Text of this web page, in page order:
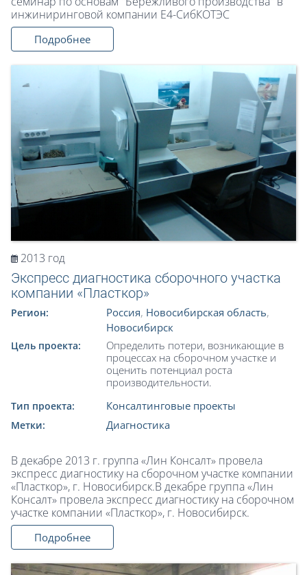
инжиниринговой компании Е4-СибКОТЭС
Подробнее
2013 год
Экспресс диагностика сборочного участка
компании «Пласткор»
Регион: Россия, Новосибирская область,
Новосибирск
Цель проекта:
Определить потери, возникающие в
процессах на сборочном участке и
оценить потенциал роста
производительности.
Тип проекта: Консалтинговые проекты
Метки: Диагностика
В декабре 2013 г. группа «Лин Консалт» провела
экспресс диагностику на сборочном участке компании
«Пласткор», г. Новосибирск.В декабре группа «Лин
Консалт» провела экспресс диагностику на сборочном
участке компании «Пласткор», г. Новосибирск.
Подробнее